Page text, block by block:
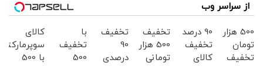
از سراسر وب
500 هزار
تومان
تخفیف
90 درصد
تخفیف
کالای
تخفیف
500 هزار
تومانی
تخفیف
90
درصدی
با
تخفیف
500
کالای
سوپرمارکتی
با 500